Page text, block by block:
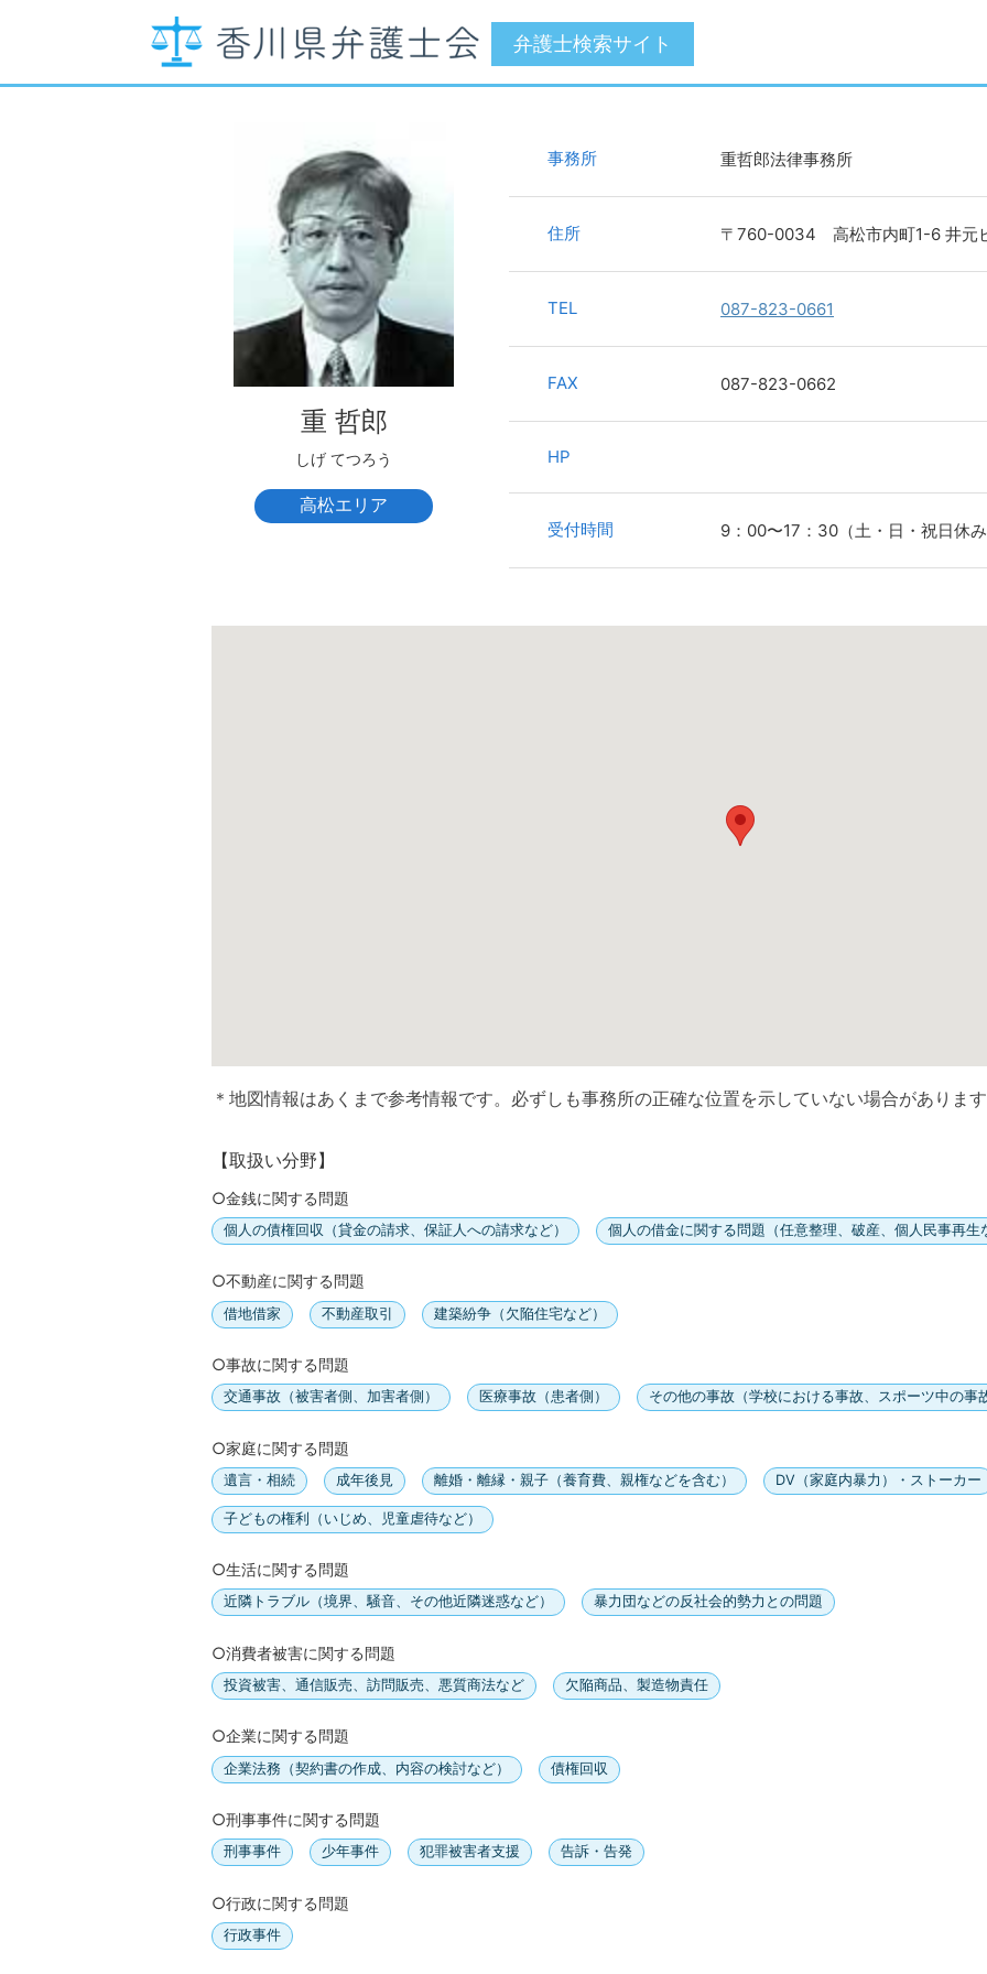
弁護士検索サイト
重 哲郎
しげ てつろう
高松エリア
事務所 重哲郎法律事務所
住所 〒760-0034 高松市内町1-6 井元
TEL 087-823-0661
FAX 087-823-0662
HP
受付時間 9：00〜17：30（土・日・祝日休
＊地図情報はあくまで参考情報です。必ずしも事務所の正確な位置を示していない場合がありま
【取扱い分野】
○金銭に関する問題
個人の債権回収（貸金の請求、保証人への請求など） 個人の借金に関する問題（任意整理、破産、個人民事再生
○不動産に関する問題
借地借家 不動産取引 建築紛争（欠陥住宅など）
○事故に関する問題
交通事故（被害者側、加害者側） 医療事故（患者側） その他の事故（学校における事故、スポーツ中の事
○家庭に関する問題
遺言・相続 成年後見 離婚・離縁・親子（養育費、親権などを含む） DV（家庭内暴力）・ストーカー
子どもの権利（いじめ、児童虐待など）
○生活に関する問題
近隣トラブル（境界、騒音、その他近隣迷惑など） 暴力団などの反社会的勢力との問題
○消費者被害に関する問題
投資被害、通信販売、訪問販売、悪質商法など 欠陥商品、製造物責任
○企業に関する問題
企業法務（契約書の作成、内容の検討など） 債権回収
○刑事事件に関する問題
刑事事件 少年事件 犯罪被害者支援 告訴・告発
○行政に関する問題
行政事件